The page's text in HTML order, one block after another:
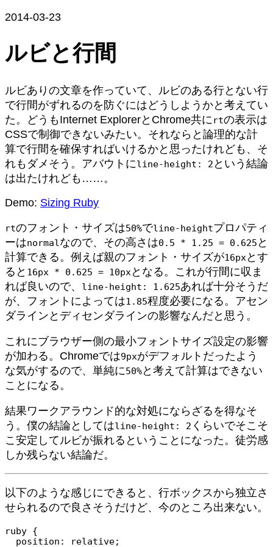
2014-03-23
ルビと行間
ルビありの文章を作っていて、ルビのある行とない行
で行間がずれるのを防ぐにはどうしようかと考えてい
た。どうもInternet ExplorerとChrome共にrtの表示は
CSSで制御できないみたい。それならと論理的な計
算で行間を確保すればいけるかと思ったけれども、そ
れもダメそう。アバウトにline-height: 2 という結論
は出たけれども……。
Demo: Sizing Ruby
rtのフォント・サイズは50%でline-heightプロパティ
ーはnormal なので、その高さは0.5 * 1.25 = 0.625 と
計算できる。例えば親のフォント・サイズが16px とす
ると 16px * 0.625 = 10px となる。これが行間に収ま
れば良いので、
line-height: 1.625あれば十分そうだ
が、フォントによっては1.85程度必要になる。アセン
ダラインとディセンダラインの影響なんだと思う。
これにブラウザー側の最小フォントサイズ設定の影響
が加わる。Chromeでは9pxがデフォルトだったよう
な気がするので、単純に50%と考えて計算はできない
ことになる。
結果ワークアラウンド的な対処にならざるを得なそ
う。僕の結論としてはline-height: 2 くらいでそこそ
こ安定してルビが振れるということになった。徒労感
しか残らない結論だ。
以下のような感じにできると、行ボックスから独立さ
せられるので良さそうだけど、今のところ出来ない。
ruby {